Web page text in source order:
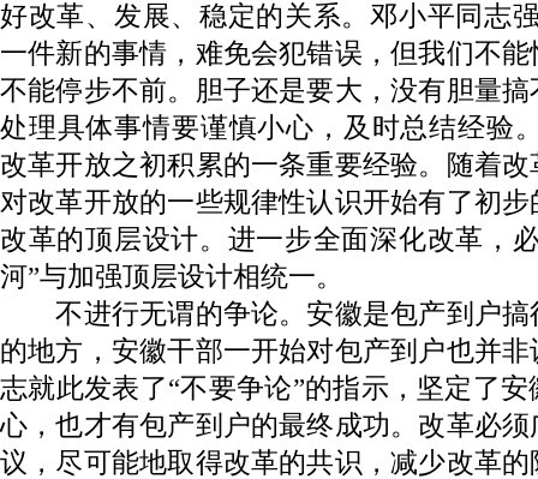
好改革、发展、稳定的关系。邓小平同志
一件新的事情，难免会犯错误，但我们不
不能停步不前。胆子还是要大，没有胆量
处理具体事情要谨慎小心，及时总结经验
改革开放之初积累的一条重要经验。随着
对改革开放的一些规律性认识开始有了初
改革的顶层设计。进一步全面深化改革，
河”与加强顶层设计相统一。
不进行无谓的争论。安徽是包产到户搞
的地方，安徽干部一开始对包产到户也并
志就此发表了“不要争论”的指示，坚定了
心，也才有包产到户的最终成功。改革必
议，尽可能地取得改革的共识，减少改革